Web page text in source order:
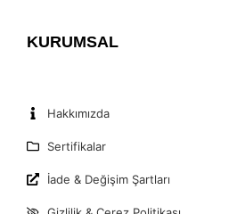
KURUMSAL
Hakkımızda
Sertifikalar
İade & Değişim Şartları